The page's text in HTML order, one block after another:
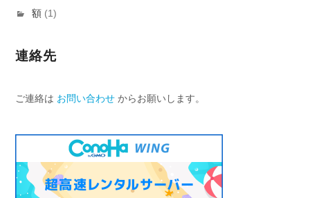
額 (1)
連絡先
ご連絡は お問い合わせ からお願いします。